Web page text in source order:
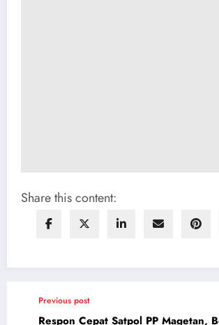
Share this content:
Previous post
Respon Cepat Satpol PP Magetan,